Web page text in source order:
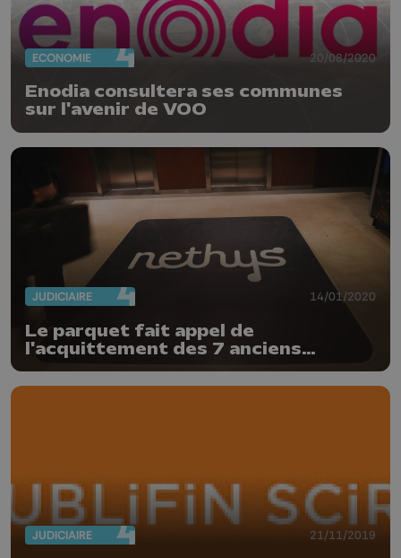
ECONOMIE 20/08/2020
Enodia consultera ses communes
sur l'avenir de VOO
JUDICIAIRE 14/01/2020
Le parquet fait appel de
l'acquittement des 7 anciens
membres du CA de Publifin
JUDICIAIRE 21/11/2019